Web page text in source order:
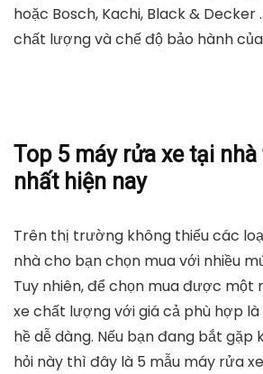
hoặc Bosch, Kachi, Black & Decker
chất lượng và chế độ bảo hành
Top 5 máy rửa xe tại
nhất hiện nay
Trên thị trường không thiếu các
nhà cho bạn chọn mua với nhiều
Tuy nhiên, để chọn mua được
xe chất lượng với giá cả phù hợp
hề dễ dàng. Nếu bạn đang bắt gặp
hỏi này thì đây là 5 mẫu máy rửa